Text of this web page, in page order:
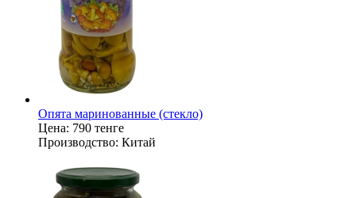
Опята маринованные (стекло)
Цена: 790 тенге
Производство: Китай